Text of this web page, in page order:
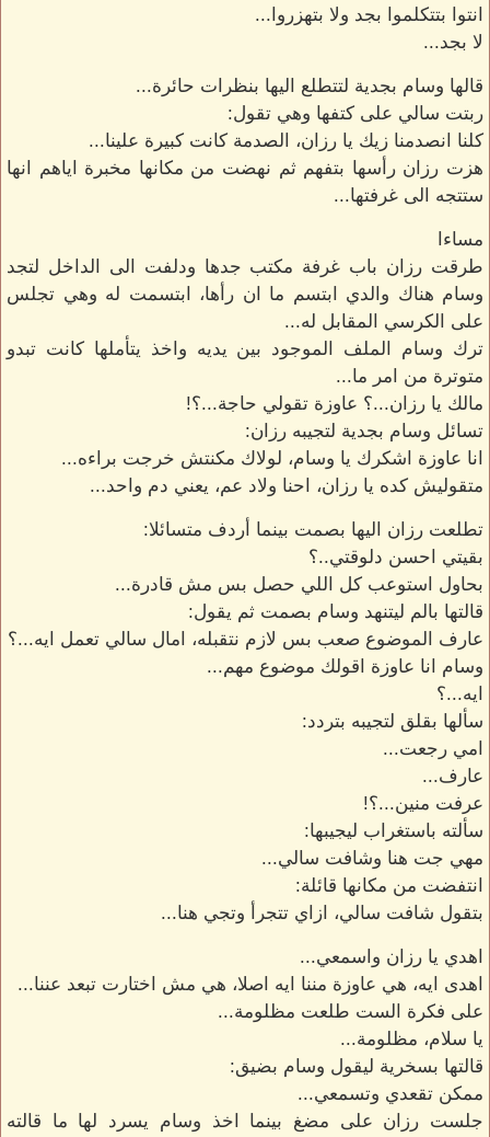
انتوا بتتكلموا بجد ولا بتهزروا...
لا بجد...
قالها وسام بجدية لتتطلع اليها بنظرات حائرة...
ربتت سالي على كتفها وهي تقول:
كلنا انصدمنا زيك يا رزان، الصدمة كانت كبيرة علينا...
هزت رزان رأسها بتفهم ثم نهضت من مكانها مخبرة اياهم انها
ستتجه الى غرفتها...
مساءا
طرقت رزان باب غرفة مكتب جدها ودلفت الى الداخل لتجد
وسام هناك والدي ابتسم ما ان رأها، ابتسمت له وهي تجلس
على الكرسي المقابل له...
ترك وسام الملف الموجود بين يديه واخذ يتأملها كانت تبدو
متوترة من امر ما...
مالك يا رزان...؟ عاوزة تقولي حاجة...؟!
تسائل وسام بجدية لتجيبه رزان:
انا عاوزة اشكرك يا وسام، لولاك مكنتش خرجت براءه...
متقوليش كده يا رزان، احنا ولاد عم، يعني دم واحد...
تطلعت رزان اليها بصمت بينما أردف متسائلا:
بقيتي احسن دلوقتي..؟
بحاول استوعب كل اللي حصل بس مش قادرة...
قالتها بالم ليتنهد وسام بصمت ثم يقول:
عارف الموضوع صعب بس لازم نتقبله، امال سالي تعمل ايه...؟
وسام انا عاوزة اقولك موضوع مهم...
ايه...؟
سألها بقلق لتجيبه بتردد:
امي رجعت...
عارف...
عرفت منين...؟!
سألته باستغراب ليجيبها:
مهي جت هنا وشافت سالي...
انتفضت من مكانها قائلة:
بتقول شافت سالي، ازاي تتجرأ وتجي هنا...
اهدي يا رزان واسمعي...
اهدى ايه، هي عاوزة مننا ايه اصلا، هي مش اختارت تبعد عننا...
على فكرة الست طلعت مظلومة...
يا سلام، مظلومة...
قالتها بسخرية ليقول وسام بضيق:
ممكن تقعدي وتسمعي...
جلست رزان على مضغ بينما اخذ وسام يسرد لها ما قالته